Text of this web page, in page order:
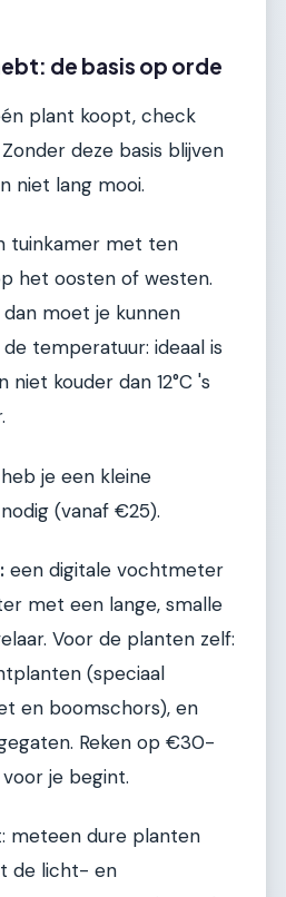
de basis op orde
plant koopt, check
deze basis blijven
niet lang mooi.
tuinkamer met ten
het oosten of westen.
dan moet je kunnen
temperatuur: ideaal is
niet kouder dan 12°C 's
je een kleine
(vanaf €25).
een digitale vochtmeter
met een lange, smalle
Voor de planten zelf:
(speciaal
en boomschors), en
Reken op €30-
je begint.
meteen dure planten
de licht- en